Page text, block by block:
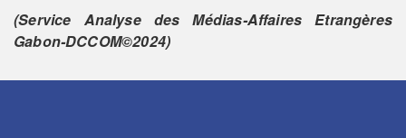
(Service Analyse des Médias-Affaires Etrangères
Gabon-DCCOM©2024)